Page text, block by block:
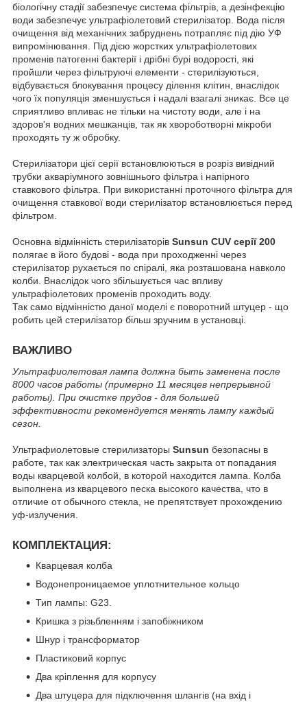
біологічну стадії забезпечує система фільтрів, а дезінфекцію
води забезпечує ультрафіолетовий стерилізатор. Вода після
очищення від механічних забруднень потрапляє під дію УФ
випромінювання. Під дією жорстких ультрафіолетових
променів патогенні бактерії і дрібні бурі водорості, які
пройшли через фільтруючі елементи - стерилізуються,
відбувається блокування процесу ділення клітин, внаслідок
чого їх популяція зменшується і надалі взагалі зникає. Все це
сприятливо впливає не тільки на чистоту води, але і на
здоров'я водних мешканців, так як хвороботворні мікроби
проходять ту ж обробку.
Стерилізатори цієї серії встановлюються в розріз вивідний
трубки акваріумного зовнішнього фільтра і напірного
ставкового фільтра. При використанні проточного фільтра для
очищення ставкової води стерилізатор встановлюється перед
фільтром.
Основна відмінність стерилізаторів Sunsun CUV серії 200
полягає в його будові - вода при проходженні через
стерилізатор рухається по спіралі, яка розташована навколо
колби. Внаслідок чого збільшується час впливу
ультрафіолетових променів проходить воду.
Так само відмінністю даної моделі є поворотний штуцер - що
робить цей стерилізатор більш зручним в установці.
ВАЖЛИВО
Ультрафиолетовая лампа должна быть заменена после
8000 часов работы (примерно 11 месяцев непрерывной
работы). При очистке прудов - для большей
эффективности рекомендуется менять лампу каждый
сезон.
Ультрафиолетовые стерилизаторы Sunsun безопасны в
работе, так как электрическая часть закрыта от попадания
воды кварцевой колбой, в которой находится лампа. Колба
выполнена из кварцевого песка высокого качества, что в
отличие от обычного стекла, не препятствует прохождению
уф-излучения.
КОМПЛЕКТАЦИЯ:
Кварцевая колба
Водонепроницаемое уплотнительное кольцо
Тип лампы: G23.
Кришка з різьбленням і запобіжником
Шнур і трансформатор
Пластиковий корпус
Два кріплення для корпусу
Два штуцера для підключення шлангів (на вхід і